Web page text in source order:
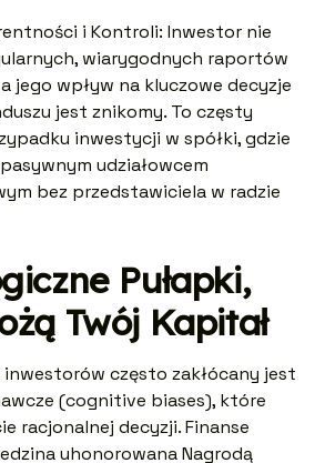
i Kontroli: Inwestor nie
wiarygodnych raportów
jego wpływ na kluczowe decyzje
jest znikomy. To częsty
inwestycji w spółki, gdzie
udziałowcem
bez przedstawiciela w radzie
Pułapki,
Twój Kapitał
często zakłócany jest
(cognitive biases), które
racjonalnej decyzji. Finanse
uhonorowana Nagrodą